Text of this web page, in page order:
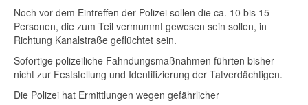
Noch vor dem Eintreffen der Polizei sollen die ca. 10 bis 15
Personen, die zum Teil vermummt gewesen sein sollen, in
Richtung Kanalstraße geflüchtet sein.
Sofortige polizeiliche Fahndungsmaßnahmen führten bisher
nicht zur Feststellung und Identifizierung der Tatverdächtigen.
Die Polizei hat Ermittlungen wegen gefährlicher